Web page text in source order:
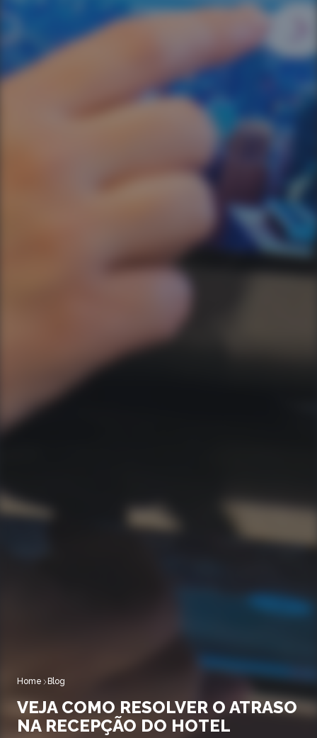
Ao informar meus dados, concordo em
comunicações da empresa.
Home Blog
VEJA COMO RESOLVER O ATRASO
NA RECEPÇÃO DO HOTEL